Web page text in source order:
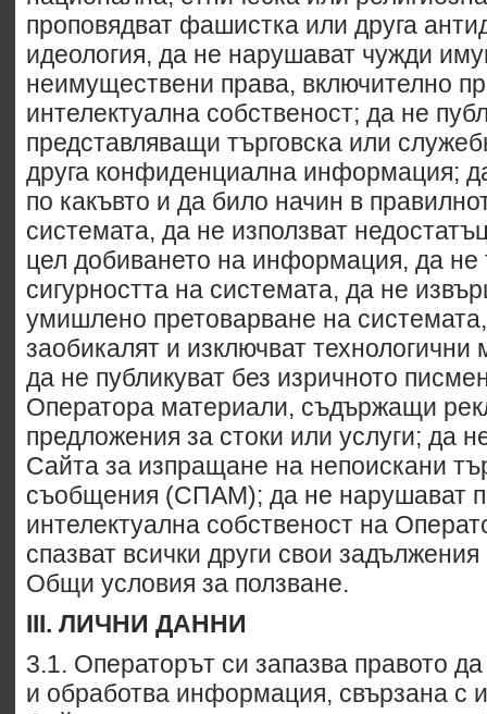
проповядват фашистка или друга
идеология, да не нарушават чужди
неимуществени права, включително
интелектуална собственост; да не
представляващи търговска или
друга конфиденциална информация;
по какъвто и да било начин в
системата, да не използват
цел добиването на информация, да не
сигурността на системата, да не
умишлено претоварване на
заобикалят и изключват
да не публикуват без изричното
Оператора материали, съдържащи
предложения за стоки или услуги; да
Сайта за изпращане на непоискани
съобщения (СПАМ); да не нарушават
интелектуална собственост на
спазват всички други свои
Общи условия за ползване.
III. ЛИЧНИ ДАННИ
3.1. Операторът си запазва правото
и обработва информация, свързана с